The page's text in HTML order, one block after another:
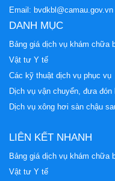
Email: bvdkbl@camau.gov.vn
DANH MỤC
Bảng giá dịch vụ khám chữa
Vật tư Y tế
Các kỹ thuật dịch vụ phục vụ
Dịch vụ vận chuyển, đưa
Dịch vụ xông hơi sàn chậu
LIÊN KẾT NHANH
Bảng giá dịch vụ khám chữa
Vật tư Y tế